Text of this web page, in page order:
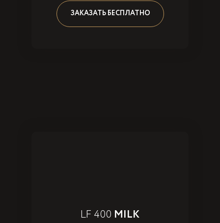
ЗАКАЗАТЬ БЕСПЛАТНО
LF 400 MILK